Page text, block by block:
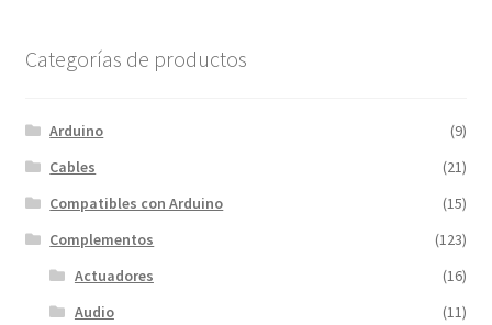
Categorías de productos
Arduino
(9)
Cables
(21)
Compatibles con Arduino
(15)
Complementos
(123)
Actuadores
(16)
Audio
(11)